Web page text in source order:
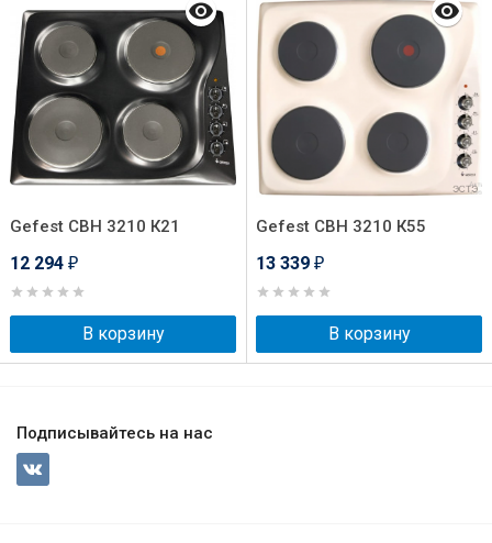
Gefest СВН 3210 К21
12 294 ₽
В корзину
Gefest СВН 3210 К55
13 339 ₽
В корзину
Подписывайтесь на нас